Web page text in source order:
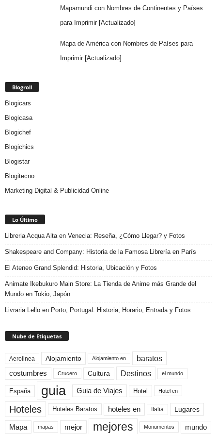
Mapamundi con Nombres de Continentes y Países
para Imprimir [Actualizado]
Mapa de América con Nombres de Países para
Imprimir [Actualizado]
Blogroll
Blogicars
Blogicasa
Blogichef
Blogichics
Blogistar
Blogitecno
Marketing Digital & Publicidad Online
Lo Último
Libreria Acqua Alta en Venecia: Reseña, ¿Cómo Llegar? y Fotos
Shakespeare and Company: Historia de la Famosa Librería en París
El Ateneo Grand Splendid: Historia, Ubicación y Fotos
Animate Ikebukuro Main Store: La Tienda de Anime más Grande del
Mundo en Tokio, Japón
Livraria Lello en Porto, Portugal: Historia, Horario, Entrada y Fotos
Nube de Etiquetas
Aerolinea Alojamiento Alojamiento en baratos
costumbres Crucero Cultura Destinos el mundo
España guia Guia de Viajes Hotel Hotel en
Hoteles Hoteles Baratos hoteles en Italia Lugares
Mapa mapas mejor mejores Monumentos mundo